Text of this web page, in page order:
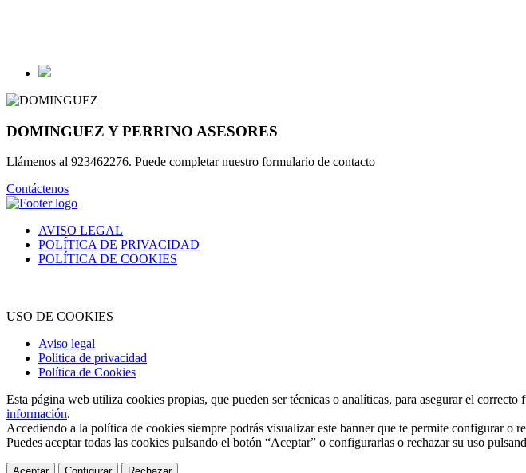
DOMINGUEZ Y PERRINO ASESORES
Llámenos al 923462276. Puede completar nuestro formulario de contacto
Contáctenos
AVISO LEGAL
POLÍTICA DE PRIVACIDAD
POLÍTICA DE COOKIES
USO DE COOKIES
Aviso legal
Política de privacidad
Política de Cookies
Esta página web utiliza cookies propias, que pueden ser técnicas o analíticas, para asegurar el
información.
Accediendo a la política de cookies siempre podrás visualizar este banner que te permite configurar o
Puedes aceptar todas las cookies pulsando el botón “Aceptar” o configurarlas o rechazar su uso